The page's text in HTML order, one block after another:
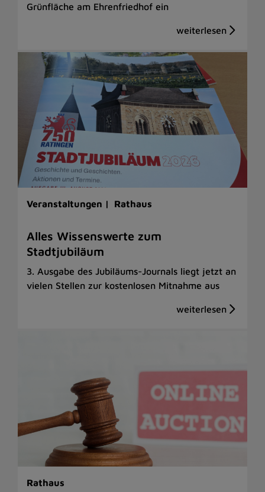
Grünfläche am Ehrenfriedhof ein
Veranstaltungen | Rathaus
Alles Wissenswerte zum
Stadtjubiläum
3. Ausgabe des Jubiläums-Journals liegt jetzt an
vielen Stellen zur kostenlosen Mitnahme aus
Rathaus